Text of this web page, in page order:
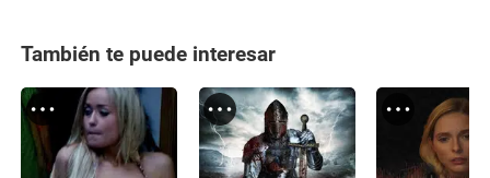
También te puede interesar